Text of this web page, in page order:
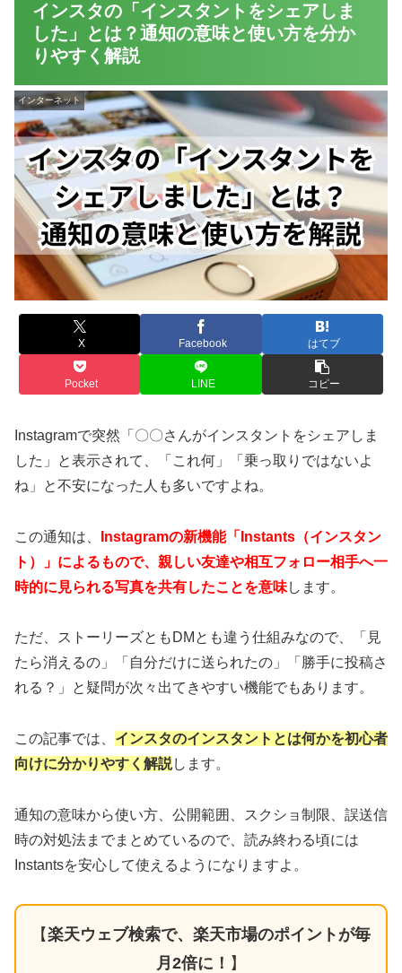
インスタの「インスタントをシェアしま
した」とは？通知の意味と使い方を分か
りやすく解説
インターネット
X Facebook はてブ
Pocket LINE コピー
Instagramで突然「〇〇さんがインスタントをシェアしま
した」と表示されて、「これ何」「乗っ取りではないよ
ね」と不安になった人も多いですよね。
この通知は、
Instagramの新機能「Instants（インスタン
ト）」によるもので、親しい友達や相互フォロー相手へ一
時的に見られる写真を共有したことを意味します。
ただ、ストーリーズともDMとも違う仕組みなので、「見
たら消えるの」「自分だけに送られたの」「勝手に投稿さ
れる？」と疑問が次々出てきやすい機能でもあります。
この記事では、 インスタのインスタントとは何かを初心者
向けに分かりやすく解説します。
通知の意味から使い方、公開範囲、スクショ制限、誤送信
時の対処法までまとめているので、読み終わる頃には
Instantsを安心して使えるようになりますよ。
【楽天ウェブ検索で、楽天市場のポイントが毎
月2倍に！ 】